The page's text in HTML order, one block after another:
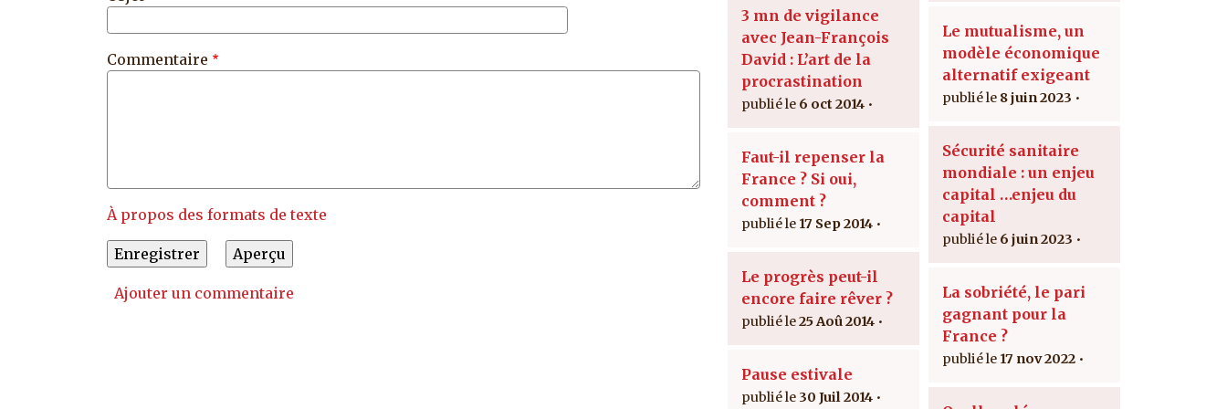
Commentaire
À propos des formats de texte
Ajouter un commentaire
3 mn de vigilance
avec Jean-François
David : L’art de la
procrastination
6 oct 2014
Faut-il repenser la
France ? Si oui,
comment ?
17 Sep 2014
Le progrès peut-il
encore faire rêver ?
25 Aoû 2014
Pause estivale
30 Juil 2014
Le mutualisme, un
modèle économique
alternatif exigeant
8 juin 2023
Sécurité sanitaire
mondiale : un enjeu
capital …enjeu du
capital
6 juin 2023
La sobriété, le pari
gagnant pour la
France ?
17 nov 2022